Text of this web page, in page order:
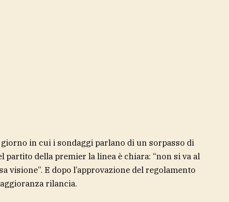
giorno in cui i sondaggi parlano di un sorpasso di
partito della premier la linea è chiara: “non si va al
visione”. E dopo l’approvazione del regolamento
rilancia.